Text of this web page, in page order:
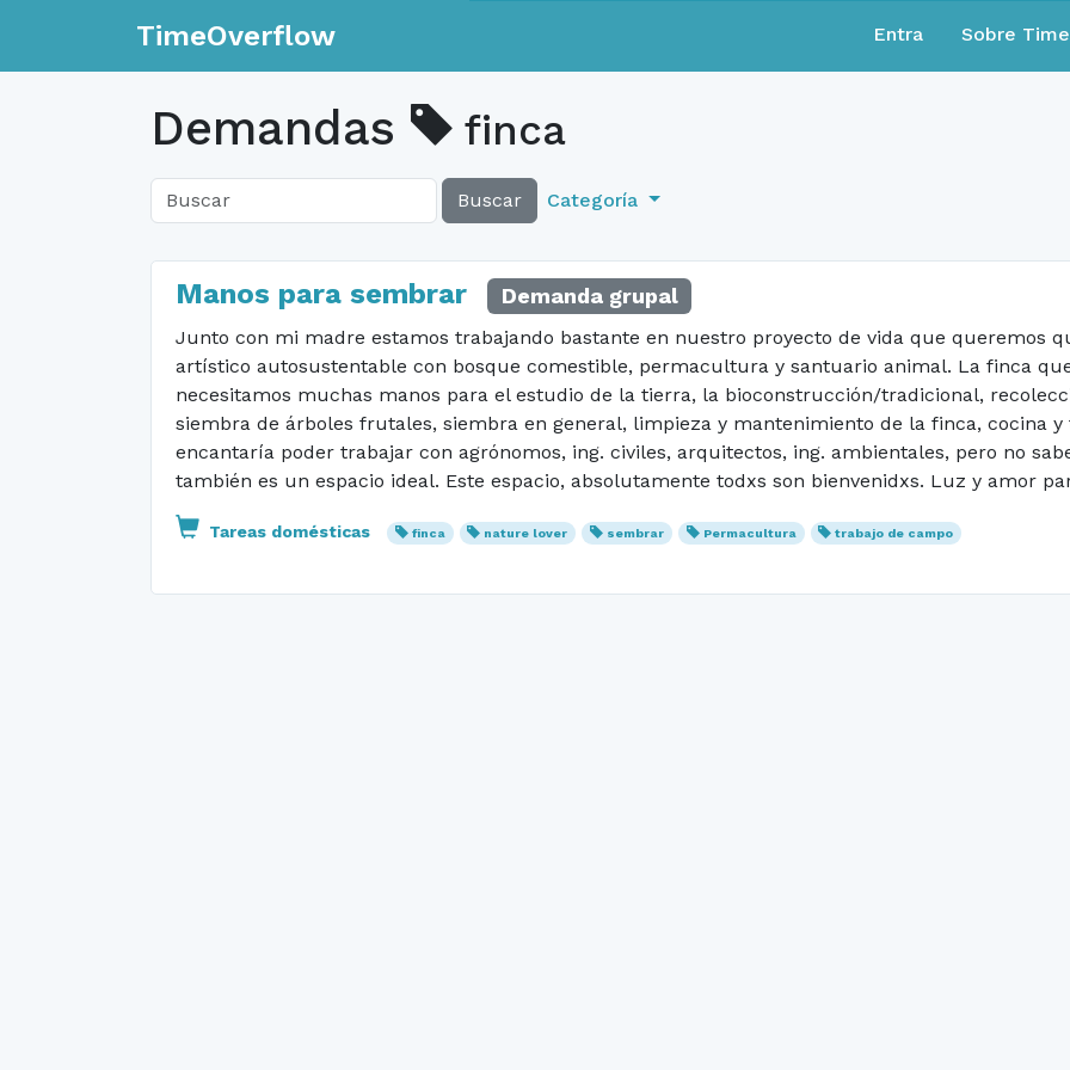
TimeOverflow Entra Sobre
Demandas finca
Buscar Categoría
Manos para sembrar Demanda grupal
Junto con mi madre estamos trabajando bastante en nuestro proyecto de vida que queremos
artístico autosustentable con bosque comestible, permacultura y santuario animal. La finca
necesitamos muchas manos para el estudio de la tierra, la bioconstrucción/tradicional,
siembra de árboles frutales, siembra en general, limpieza y mantenimiento de la finca, cocina y
encantaría poder trabajar con agrónomos, ing. civiles, arquitectos, ing. ambientales, pero no
también es un espacio ideal. Este espacio, absolutamente todxs son bienvenidxs. Luz y amor
Tareas domésticas finca nature lover sembrar Permacultura trabajo de campo